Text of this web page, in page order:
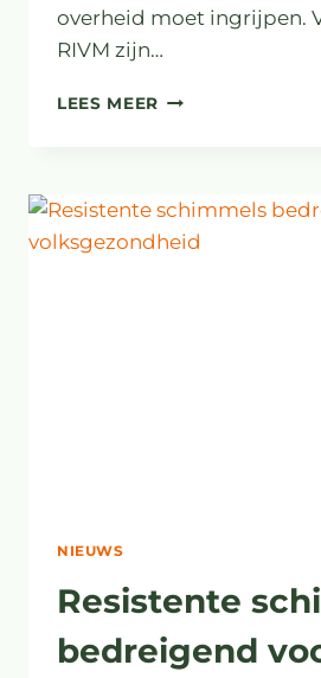
overheid moet ingrijpen.
RIVM zijn…
LEES MEER GEVAARLIJKE
NEDERLAND
NIEUWS
Resistente
bedreigend